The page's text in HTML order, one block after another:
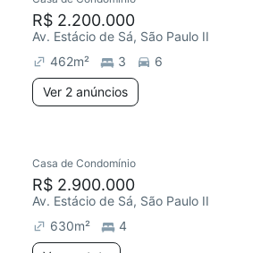
R$ 2.200.000
Av. Estácio de Sá, São Paulo II
462m² 3
6
Ver 2 anúncios
Casa de Condomínio
R$ 2.900.000
Av. Estácio de Sá, São Paulo II
630m²
4